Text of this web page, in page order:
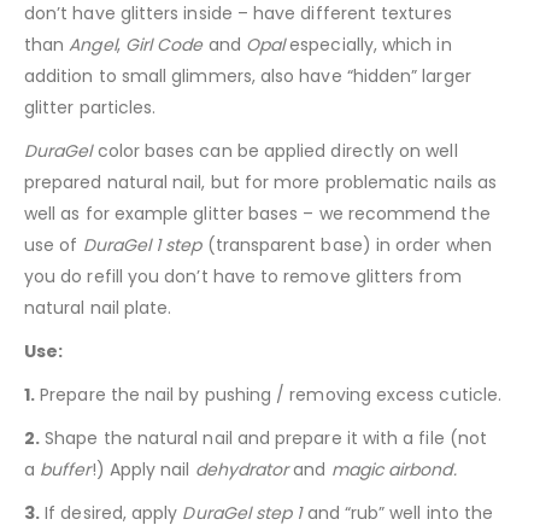
don’t have glitters inside – have different textures
thanAngel, Girl Codeand Opalespecially, which in
addition to small glimmers, also have “hidden” larger
glitter particles.
DuraGelcolor bases can be applied directly on well
prepared natural nail, but for more problematic nails as
well as for example glitter bases – we recommend the
use of DuraGel 1 step(transparent base) in order when
you do refill you don’t have to remove glitters from
natural nail plate.
Use:
1. Prepare the nail by pushing / removing excess cuticle.
2. Shape the natural nail and prepare it with a file (not
a buffer!) Apply nail dehydratorand magic airbond.
3. If desired, apply DuraGel step 1and “rub” well into the